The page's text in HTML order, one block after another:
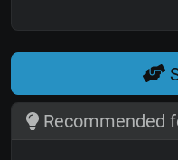
Recommended